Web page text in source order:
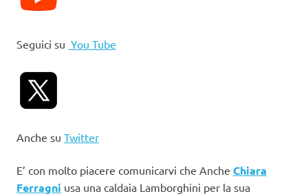
Seguici su You Tube
Anche su Twitter
E’ con molto piacere comunicarvi che Anche Chiara
Ferragni usa una caldaia Lamborghini per la sua